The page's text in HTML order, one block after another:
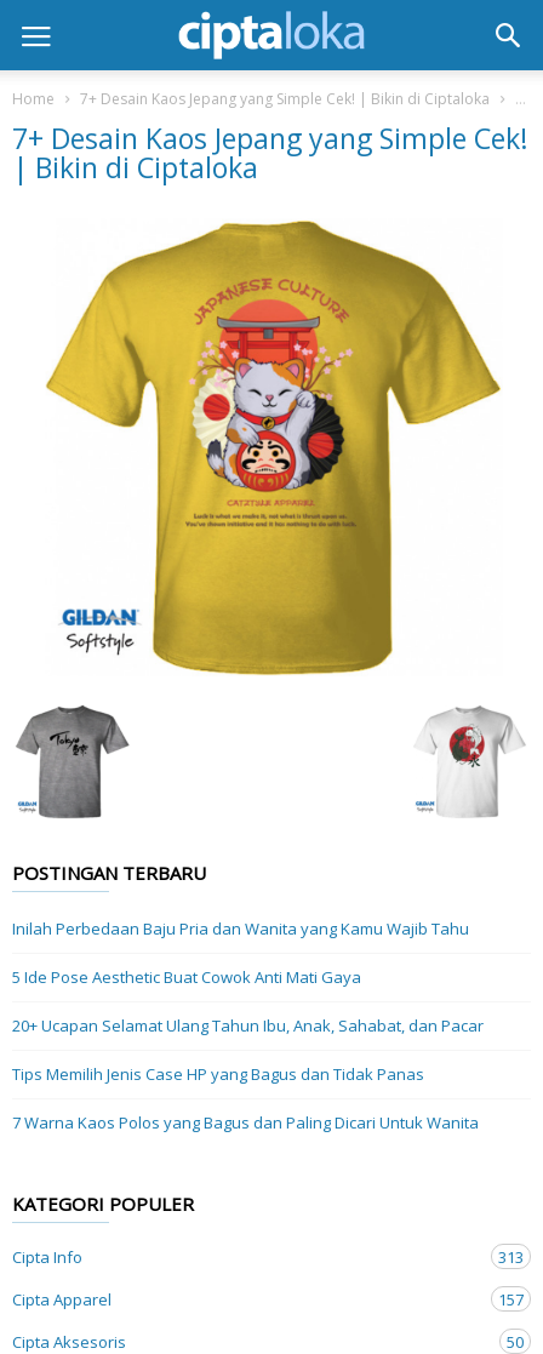
Home 7+ Desain Kaos Jepang yang Simple Cek! | Bikin di Ciptaloka 7+
7+ Desain Kaos Jepang yang Simple Cek!
| Bikin di Ciptaloka
POSTINGAN TERBARU
Inilah Perbedaan Baju Pria dan Wanita yang Kamu Wajib Tahu
5 Ide Pose Aesthetic Buat Cowok Anti Mati Gaya
20+ Ucapan Selamat Ulang Tahun Ibu, Anak, Sahabat, dan Pacar
Tips Memilih Jenis Case HP yang Bagus dan Tidak Panas
7 Warna Kaos Polos yang Bagus dan Paling Dicari Untuk Wanita
KATEGORI POPULER
Cipta Info
313
Cipta Apparel
157
Cipta Aksesoris
50